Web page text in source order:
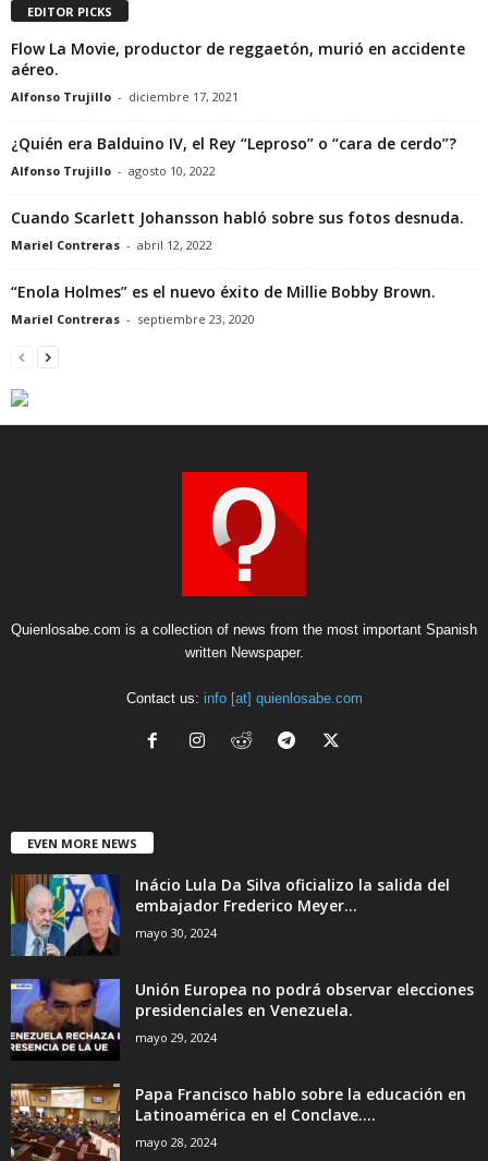
EDITOR PICKS
Flow La Movie, productor de reggaetón, murió en accidente
aéreo.
Alfonso Trujillo - diciembre 17, 2021
¿Quién era Balduino IV, el Rey “Leproso” o “cara de cerdo”?
Alfonso Trujillo - agosto 10, 2022
Cuando Scarlett Johansson habló sobre sus fotos desnuda.
Mariel Contreras - abril 12, 2022
“Enola Holmes” es el nuevo éxito de Millie Bobby Brown.
Mariel Contreras - septiembre 23, 2020
Quienlosabe.com is a collection of news from the most important Spanish
written Newspaper.
Contact us: info [at] quienlosabe.com
EVEN MORE NEWS
Inácio Lula Da Silva oficializo la salida del
embajador Frederico Meyer...
mayo 30, 2024
Unión Europea no podrá observar elecciones
presidenciales en Venezuela.
mayo 29, 2024
Papa Francisco hablo sobre la educación en
Latinoamérica en el Conclave....
mayo 28, 2024